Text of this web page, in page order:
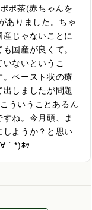
ポ茶(赤ちゃんを
ありました。ちゃ
じゃないことに
国産が良くて。
ないというこ
ペースト状の療
しましたが問題
ういうことあるん
ね。今月頭、ま
ようか？と思い
｀*)ﾎｯ